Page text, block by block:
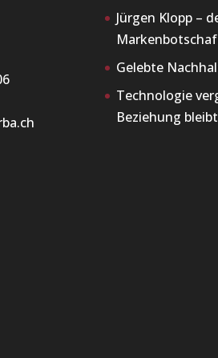
Jürgen Klopp –
Gelebte
Technologie
Beziehung